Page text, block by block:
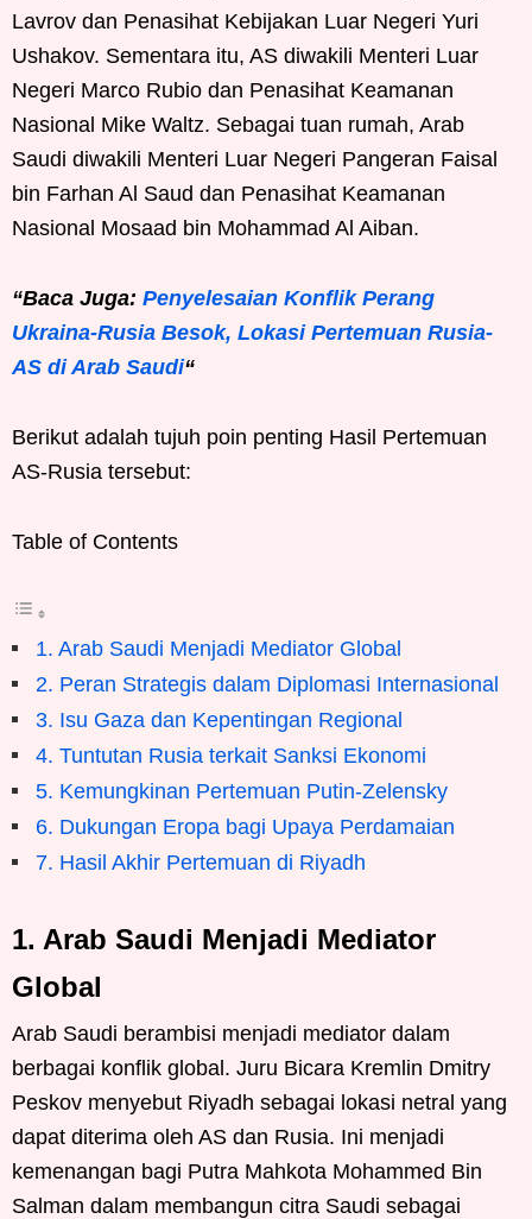
Lavrov dan Penasihat Kebijakan Luar Negeri Yuri
Ushakov. Sementara itu, AS diwakili Menteri Luar
Negeri Marco Rubio dan Penasihat Keamanan
Nasional Mike Waltz. Sebagai tuan rumah, Arab
Saudi diwakili Menteri Luar Negeri Pangeran Faisal
bin Farhan Al Saud dan Penasihat Keamanan
Nasional Mosaad bin Mohammad Al Aiban.
“Baca Juga: Penyelesaian Konflik Perang
Ukraina-Rusia Besok, Lokasi Pertemuan Rusia-
AS di Arab Saudi“
Berikut adalah tujuh poin penting Hasil Pertemuan
AS-Rusia tersebut:
Table of Contents
1. Arab Saudi Menjadi Mediator Global
2. Peran Strategis dalam Diplomasi Internasional
3. Isu Gaza dan Kepentingan Regional
4. Tuntutan Rusia terkait Sanksi Ekonomi
5. Kemungkinan Pertemuan Putin-Zelensky
6. Dukungan Eropa bagi Upaya Perdamaian
7. Hasil Akhir Pertemuan di Riyadh
1. Arab Saudi Menjadi Mediator
Global
Arab Saudi berambisi menjadi mediator dalam
berbagai konflik global. Juru Bicara Kremlin Dmitry
Peskov menyebut Riyadh sebagai lokasi netral yang
dapat diterima oleh AS dan Rusia. Ini menjadi
kemenangan bagi Putra Mahkota Mohammed Bin
Salman dalam membangun citra Saudi sebagai